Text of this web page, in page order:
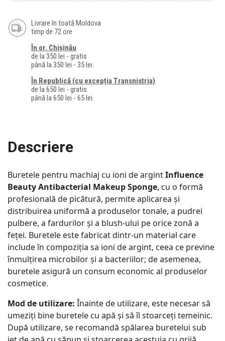
Livrare în toată Moldova
timp de 72 ore
În or. Chișinău
de la 350 lei - gratis
până la 350 lei - 35 lei.
În Republică (cu excepția Transnistria)
de la 650 lei - gratis
până la 650 lei - 65 lei.
Descriere
Buretele pentru machiaj cu ioni de argintInfluence
Beauty Antibacterial Makeup Sponge, cu o formă
profesională de picătură, permite aplicarea și
distribuirea uniformă a produselor tonale, a pudrei
pulbere, a fardurilor și a blush-ului pe orice zonă a
feței. Buretele este fabricat dintr-un material care
include în compoziția sa ioni de argint, ceea ce previne
înmulțirea microbilor și a bacteriilor; de asemenea,
buretele asigură un consum economic al produselor
cosmetice.
Mod de utilizare: Înainte de utilizare, este necesar să
umeziți bine buretele cu apă și să îl stoarceți temeinic.
După utilizare, se recomandă spălarea buretelui sub